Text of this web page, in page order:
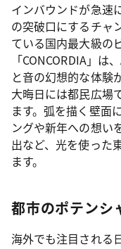
インバウンドが急速
の突破口にするチャ
ている国内最大級の
「CONCORDIA」
と音の幻想的な体験
大晦日には都民広場
ます。弧を描く壁面
ングや新年への想い
出など、光を使った
ます。
都市のポテンシ
海外でも注目される